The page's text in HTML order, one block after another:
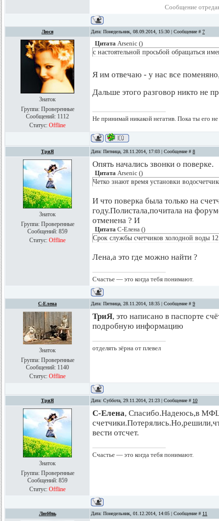
Сообщение
Люся Дата: Понедельник, 08.09.2014, 15:30 | Сообщение # 7
Знаток
Группа: Проверенные
Сообщений: 1112
Статус: Offline
Цитата Arsenic ()
с настоятельной просьбой обращаться
Я им отвечаю - у нас все
Дальше этого разговор никто не
Не принимай никакой негатив. Пока ты его
ТриЯ Дата: Пятница, 28.11.2014, 17:03 | Сообщение # 8
Знаток
Группа: Проверенные
Сообщений: 859
Статус: Offline
Опять начались звонки о поверке.
Цитата Arsenic ()
Четко знают время установки
И что поверка была только на
году.Полистала,почитала на
отменена ? И
Цитата С-Елена ()
Срок службы счетчиков холодной воды 12
Лена,а это где можно найти ?
Счастье — это когда тебя понимают.
С-Елена Дата: Пятница, 28.11.2014, 18:35 | Сообщение # 9
Знаток
Группа: Проверенные
Сообщений: 1140
Статус: Offline
ТриЯ, это написано в паспорте
подробную информацию
отделять зёрна от плевел
ТриЯ Дата: Суббота, 29.11.2014, 21:23 | Сообщение # 10
Знаток
Группа: Проверенные
Сообщений: 859
Статус: Offline
С-Елена, Спасибо.Надеюсь,в МФЦ
вести отсчет.
Счастье — это когда тебя понимают.
Люб0вь Дата: Понедельник, 01.12.2014, 14:05 | Сообщение # 11